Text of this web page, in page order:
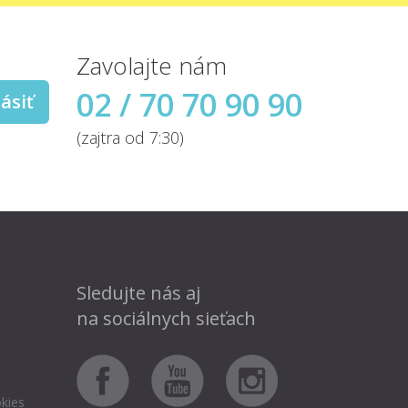
Zavolajte nám
02 / 70 70 90 90
(zajtra od 7:30)
Sledujte nás aj
na sociálnych sieťach